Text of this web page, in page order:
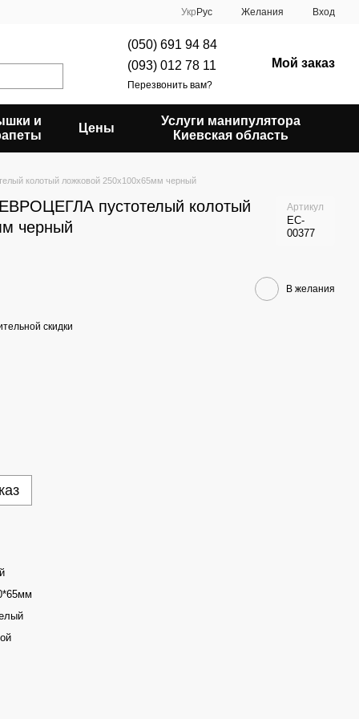
Укр Рус Желания Вход
(050) 691 94 84
(093) 012 78 11
Перезвонить вам?
Мой заказ
и
Цены
Услуги манипулятора
Киевская область
колотый ложковой 250х100х65мм черный
пустотелый колотый
черный
Артикул
EC-
00377
В желания
скидки